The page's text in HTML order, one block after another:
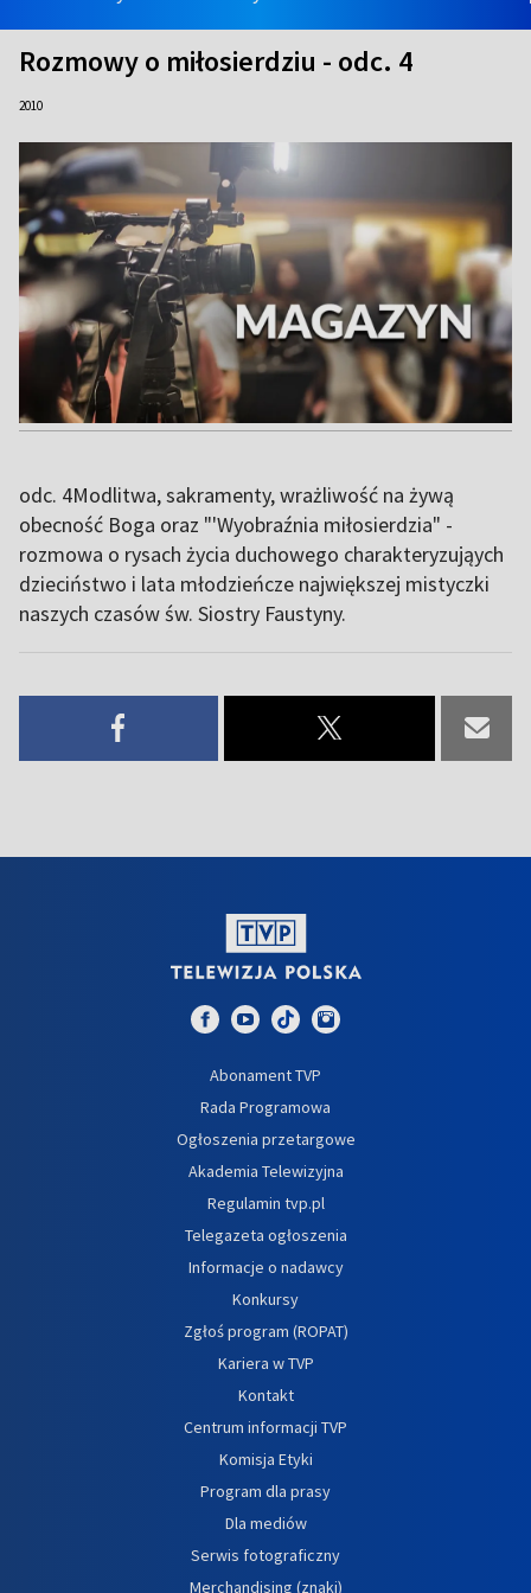
Rozmowy o miłosierdziu - odc. 4
2010
odc. 4Modlitwa, sakramenty, wrażliwość na żywą
obecność Boga oraz "'Wyobraźnia miłosierdzia" -
rozmowa o rysach życia duchowego charakteryzująych
dzieciństwo i lata młodzieńcze największej mistyczki
naszych czasów św. Siostry Faustyny.
Abonament TVP
Rada Programowa
Ogłoszenia przetargowe
Akademia Telewizyjna
Regulamin tvp.pl
Telegazeta ogłoszenia
Informacje o nadawcy
Konkursy
Zgłoś program (ROPAT)
Kariera w TVP
Kontakt
Centrum informacji TVP
Komisja Etyki
Program dla prasy
Dla mediów
Serwis fotograficzny
Merchandising (znaki)